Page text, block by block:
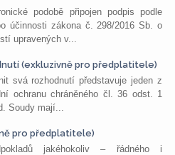
podobě připojen podpis podle
účinnosti zákona č. 298/2016 Sb. o
upravených v...
(exkluzivně pro předplatitele)
svá rozhodnutí představuje jeden z
ochranu chráněného čl. 36 odst. 1
Soudy mají...
pro předplatitele)
jakéhokoliv – řádného i